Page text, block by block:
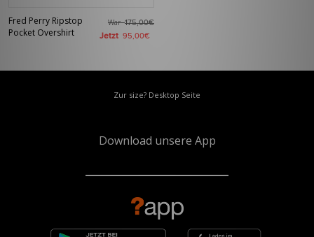
Fred Perry Ripstop
Pocket Overshirt
War175,00€
Jetzt 95,00€
Zur size? Desktop Seite
Download unsere App